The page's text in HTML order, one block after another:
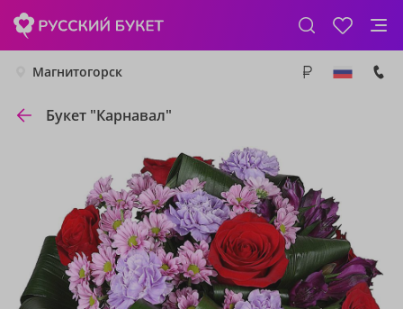
Магнитогорск
Букет "Карнавал"